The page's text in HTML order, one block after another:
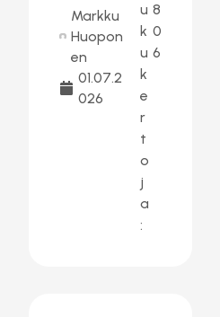
Markku
Huopon
en
01.07.2
026
u
k
u
k
e
r
t
o
j
a
:
8
0
6